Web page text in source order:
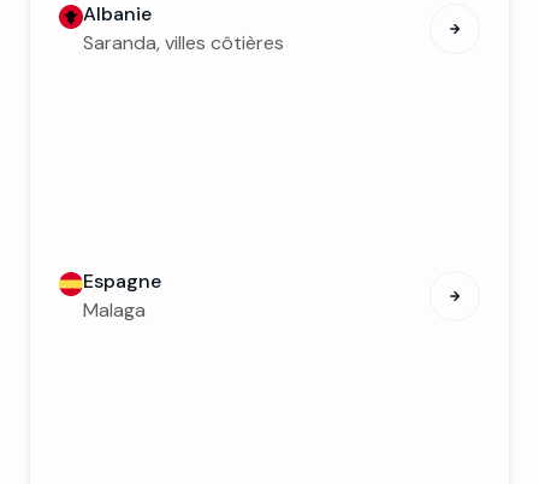
Albanie
Saranda, villes côtières
Espagne
Malaga